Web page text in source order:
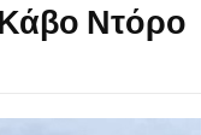
Ντόρο